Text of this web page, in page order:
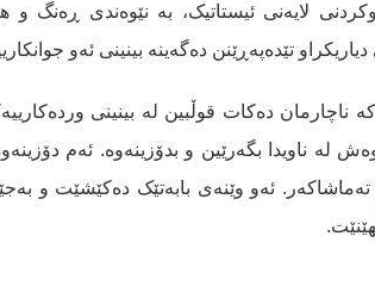
لایەنی ئیستاتیک، بە نێوەندی ڕەنگ و
تێدەپەڕێنن دەگەینە بینینی ئەو
ناچارمان دەکات قوڵبین لە بینینی
لە ناویدا بگەرێین و بدۆزینەوە. ئەم
ئەو وێنەی بابەتێک دەکێشێت و